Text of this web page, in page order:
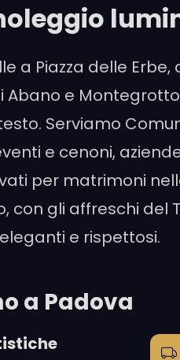
a Piazza delle
Abano e
Serviamo
e cenoni,
per matrimoni
con gli affreschi del
e rispettosi.
a Padova